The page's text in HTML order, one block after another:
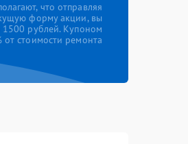
что отправляя
форму акции, вы
1500 рублей. Купоном
стоимости ремонта